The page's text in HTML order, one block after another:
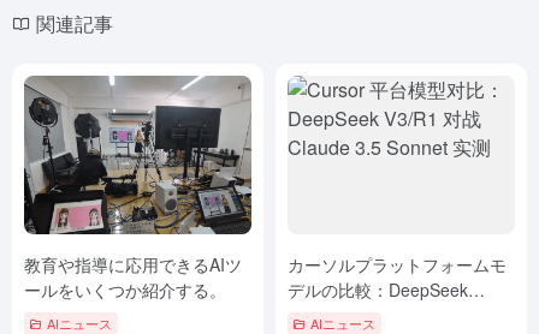
関連記事
教育や指導に応用できるAIツ
ールをいくつか紹介する。
AIニュース
カーソルプラットフォームモ
デルの比較：DeepSeek
V3/R1 vs Claude 3.5 Sonnet
AIニュース